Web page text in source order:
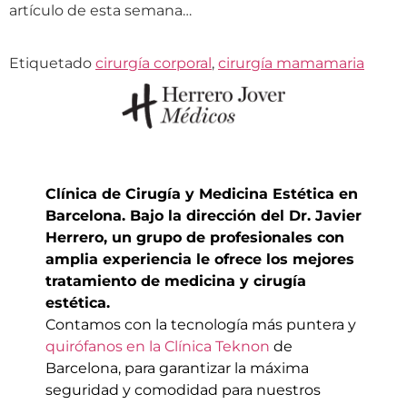
artículo de esta semana…
Etiquetado cirurgía corporal, cirurgía mamamaria
Clínica de Cirugía y Medicina Estética en
Barcelona. Bajo la dirección del Dr. Javier
Herrero, un grupo de profesionales con
amplia experiencia le ofrece los mejores
tratamiento de medicina y cirugía
estética.
Contamos con la tecnología más puntera y
quirófanos en la Clínica Teknon de
Barcelona, para garantizar la máxima
seguridad y comodidad para nuestros